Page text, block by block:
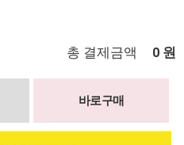
총 결제금액 0 원
바로구매